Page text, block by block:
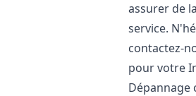
assurer de
service.
contactez-
pour votre
Dépannage